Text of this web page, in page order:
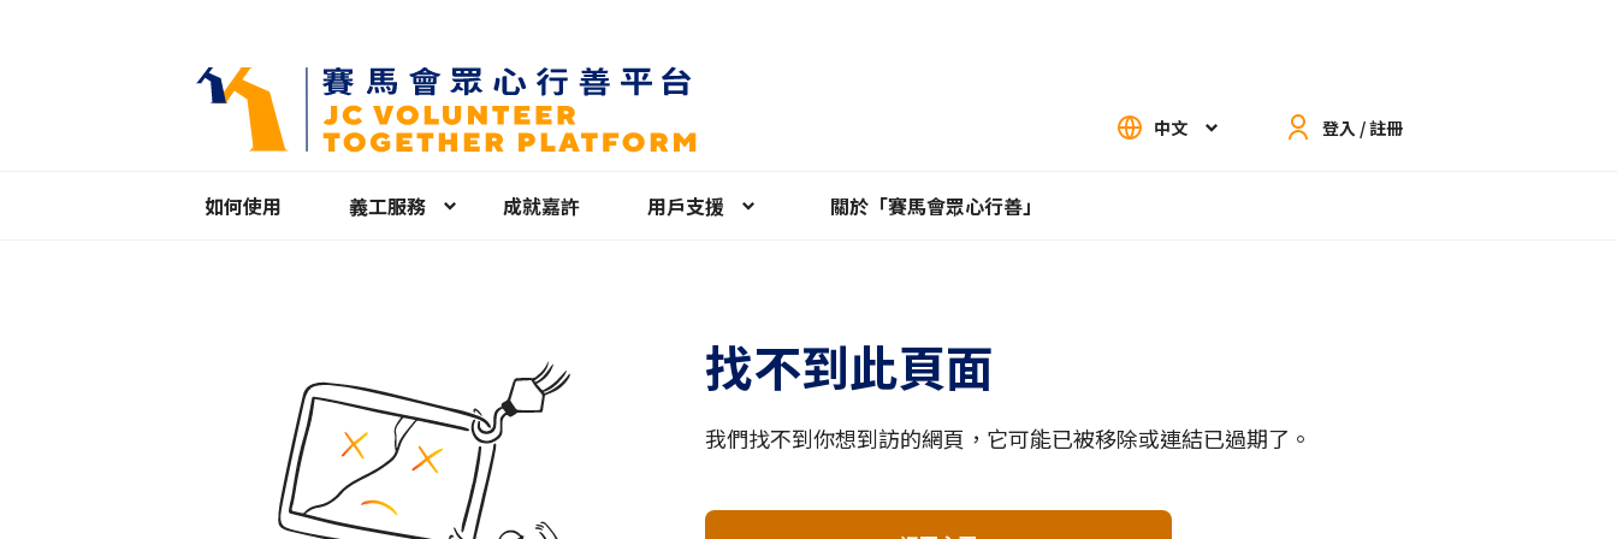
中文 登入 / 註冊
如何使用 義工服務 成就嘉許 用戶支援 關於「賽馬會眾心行善」
找不到此頁面
我們找不到你想到訪的網頁，它可能已被移除或連結已過期了。